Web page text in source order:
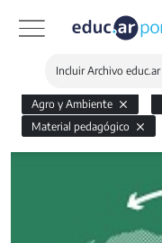
Incluir Archivo educ.ar
Agro y Ambiente
Material pedagógico